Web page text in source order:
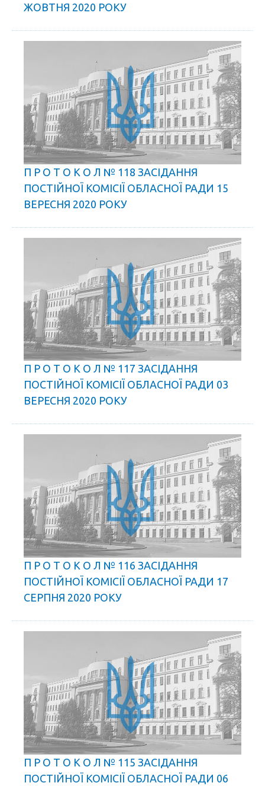
ЖОВТНЯ 2020 РОКУ
П Р О Т О К О Л № 118 ЗАСІДАННЯ
ПОСТІЙНОЇ КОМІСІЇ ОБЛАСНОЇ РАДИ 15
ВЕРЕСНЯ 2020 РОКУ
П Р О Т О К О Л № 117 ЗАСІДАННЯ
ПОСТІЙНОЇ КОМІСІЇ ОБЛАСНОЇ РАДИ 03
ВЕРЕСНЯ 2020 РОКУ
П Р О Т О К О Л № 116 ЗАСІДАННЯ
ПОСТІЙНОЇ КОМІСІЇ ОБЛАСНОЇ РАДИ 17
СЕРПНЯ 2020 РОКУ
П Р О Т О К О Л № 115 ЗАСІДАННЯ
ПОСТІЙНОЇ КОМІСІЇ ОБЛАСНОЇ РАДИ 06